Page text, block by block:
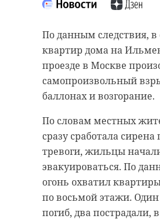
По данным следствия, в
квартир дома на
проезде в Москве
самопроизвольный
баллонах и возгорание.
По словам местных
сразу сработала
тревоги, жильцы
эвакуироваться. По
огонь охватил
по восьмой этажи.
погиб, два пострадали,